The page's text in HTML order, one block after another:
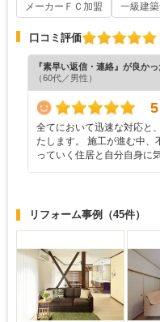
メーカーＦＣ加盟
一級建
口コミ評価
『素早い返信・連絡』が良かっ
（60代／男性）
5
全てにおいて迅速な対応と
たします。 施工が進む中、
っていく住居と自分自身に
リフォーム事例 （45件）